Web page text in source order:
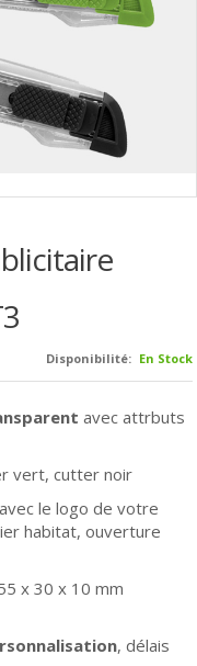
Disponibilité: En Stock
avec attrbuts
vert, cutter noir
le logo de votre
habitat, ouverture
x 30 x 10 mm
, délais